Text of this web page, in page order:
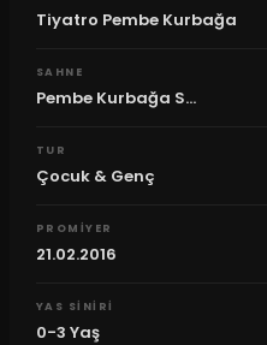
Tiyatro Pembe Kurbağa
SAHNE
Pembe Kurbağa S...
TUR
Çocuk & Genç
PROMIYER
21.02.2016
YAS SINIRI
0-3 Yaş